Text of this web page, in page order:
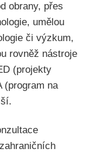
obrany, přes
umělou
či výzkum,
rovněž nástroje
(projekty
(program na